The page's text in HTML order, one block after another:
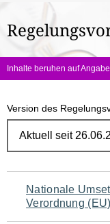
hier:
Inhalte beruhen auf
Version des
Navigation
für
Nationale
Verordnung